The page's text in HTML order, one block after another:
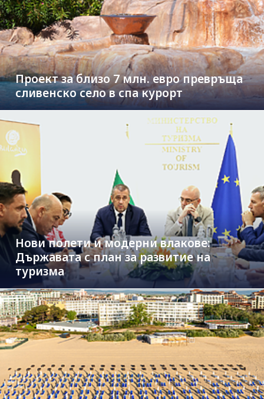
Проект за близо 7 млн. евро превръща
сливенско село в спа курорт
Нови полети и модерни влакове:
Държавата с план за развитие на
туризма